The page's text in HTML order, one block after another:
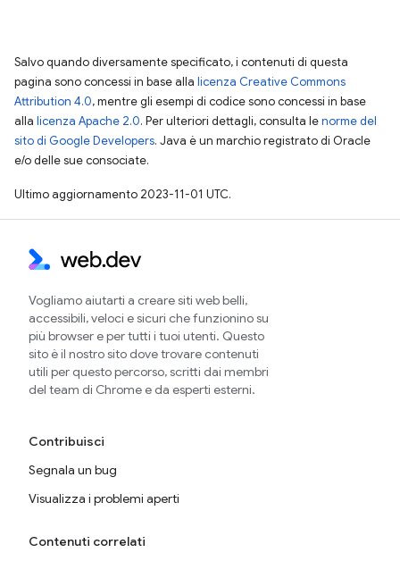
Salvo quando diversamente specificato, i contenuti di questa
pagina sono concessi in base alla licenza Creative Commons
Attribution 4.0, mentre gli esempi di codice sono concessi in base
alla licenza Apache 2.0. Per ulteriori dettagli, consulta lenorme del
sito di Google Developers. Java è un marchio registrato di Oracle
e/o delle sue consociate.
Ultimo aggiornamento 2023-11-01 UTC.
Vogliamo aiutarti a creare siti web belli,
accessibili, veloci e sicuri che funzionino su
più browser e per tutti i tuoi utenti. Questo
sito è il nostro sito dove trovare contenuti
utili per questo percorso, scritti dai membri
del team di Chrome e da esperti esterni.
Contribuisci
Segnala un bug
Visualizza i problemi aperti
Contenuti correlati